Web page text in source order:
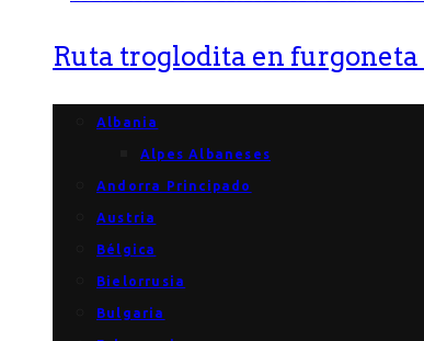
Ruta troglodita en furgoneta
Albania
Alpes Albaneses
Andorra Principado
Austria
Bélgica
Bielorrusia
Bulgaria